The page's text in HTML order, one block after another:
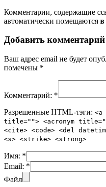
Комментарии, содержащие
автоматически помещаются в
Добавить комментарий
Ваш адрес email не будет
помечены *
Комментарий: *
Разрешенные HTML-тэги:
title=""> <acronym
<cite> <code> <del
<s> <strike> <strong>
Имя: *
Email: *
Файл